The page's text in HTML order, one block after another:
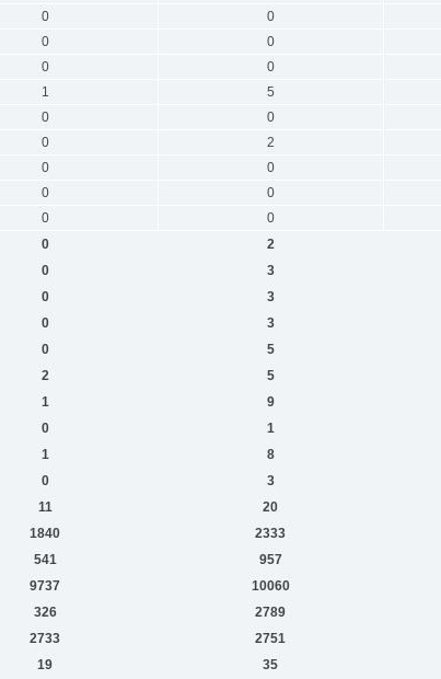
0
0
0
0
0
0
1
5
0
0
0
2
0
0
0
0
0
0
0
2
0
3
0
3
0
3
0
5
2
5
1
9
0
1
1
8
0
3
11
20
1840
2333
541
957
9737
10060
326
2789
2733
2751
19 35